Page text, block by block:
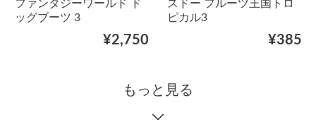
ファンタジーワールド ド
ッグブーツ 3
¥2,750
スドー フルーツ王国トロ
ピカル3
¥385
もっと見る